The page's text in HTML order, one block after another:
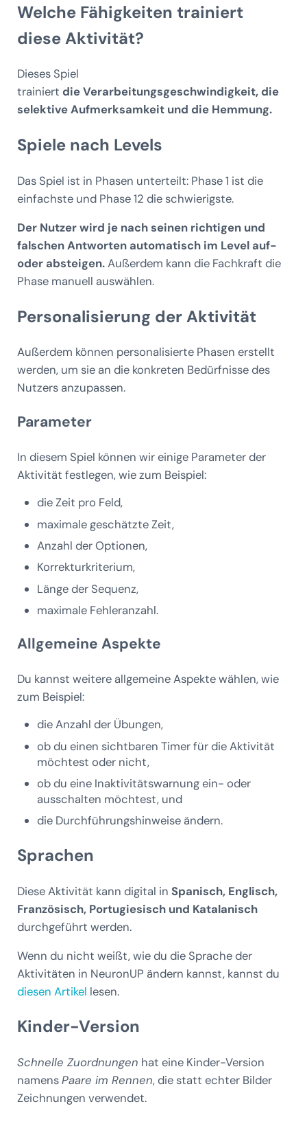
Welche Fähigkeiten trainiert
diese Aktivität?
Dieses Spiel
trainiert dieVerarbeitungsgeschwindigkeit, die
selektive Aufmerksamkeit und die Hemmung.
Spiele nach Levels
Das Spiel ist in Phasen unterteilt: Phase 1 ist die
einfachste und Phase 12 die schwierigste.
Der Nutzer wird je nach seinen richtigen und
falschen Antworten automatisch im Level auf-
oder absteigen.Außerdem kann die Fachkraft die
Phase manuell auswählen.
Personalisierung der Aktivität
Außerdem können personalisierte Phasen erstellt
werden, um sie an die konkreten Bedürfnisse des
Nutzers anzupassen.
Parameter
In diesem Spiel können wir einige Parameter der
Aktivität festlegen, wie zum Beispiel:
die Zeit pro Feld,
maximale geschätzte Zeit,
Anzahl der Optionen,
Korrekturkriterium,
Länge der Sequenz,
maximale Fehleranzahl.
Allgemeine Aspekte
Du kannst weitere allgemeine Aspekte wählen, wie
zum Beispiel:
die Anzahl der Übungen,
ob du einen sichtbaren Timer für die Aktivität
möchtest oder nicht,
ob du eine Inaktivitätswarnung ein- oder
ausschalten möchtest, und
die Durchführungshinweise ändern.
Sprachen
Diese Aktivität kann digital in Spanisch, Englisch,
Französisch, Portugiesisch und Katalanisch
durchgeführt werden.
Wenn du nicht weißt, wie du die Sprache der
Aktivitäten in NeuronUP ändern kannst, kannst du
diesen Artikel lesen.
Kinder-Version
Schnelle Zuordnungen hat eine Kinder-Version
namensPaare im Rennen, die statt echter Bilder
Zeichnungen verwendet.